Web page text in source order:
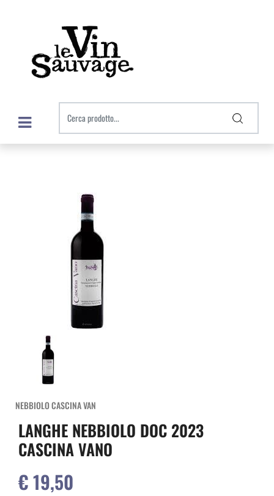
Open menu
NEBBIOLO CASCINA VAN
LANGHE NEBBIOLO DOC 2023
CASCINA VANO
€ 19,50